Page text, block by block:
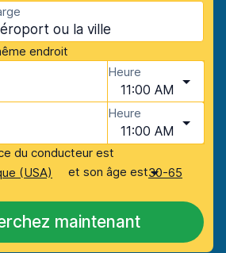
endroit
Heure
11:00 AM
Heure
11:00 AM
du conducteur est
(USA)
et son âge est30-65
maintenant